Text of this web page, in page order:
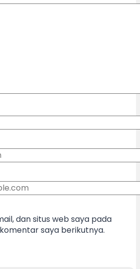
dan situs web saya pada
saya berikutnya.